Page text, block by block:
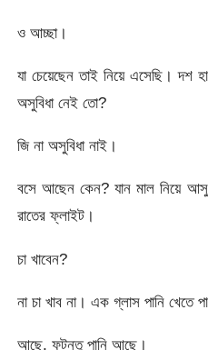
ও আচ্ছা।
যা চেয়েছেন তাই নিয়ে এসেছি। দশ
অসুবিধা নেই তো?
জি না অসুবিধা নাই।
বসে আছেন কেন? যান মাল নিয়ে
রাতের ফ্লাইট।
চা খাবেন?
না চা খাব না। এক গ্লাস পানি খেতে
আছে, ফুটন্তু পানি আছে।